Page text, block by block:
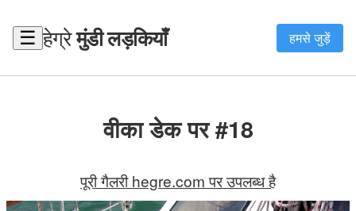
☰ हेग्रेमुंडी लड़कियाँ हमसे जुड़ें
वीका डेक पर #18
पूरी गैलरी hegre.com पर उपलब्ध है